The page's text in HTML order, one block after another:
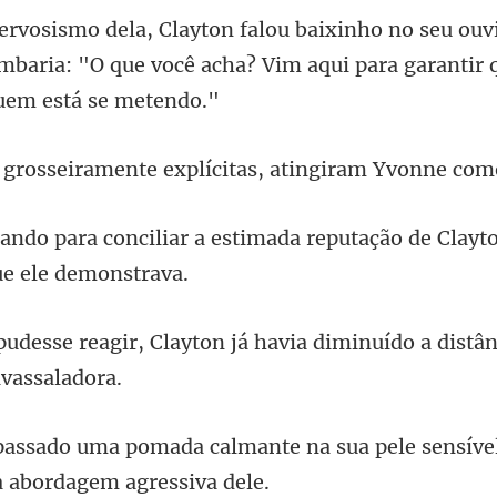
"O que você acha? Vim aq
mente explícitas, atingi
a estimada reputação de
n já havia diminuído a
ante na sua pele